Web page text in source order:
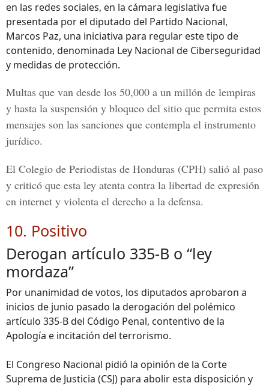
en las redes sociales, en la cámara legislativa fue
presentada por el diputado del Partido Nacional,
Marcos Paz, una iniciativa para regular este tipo de
contenido, denominada Ley Nacional de Ciberseguridad
y medidas de protección.
Multas que van desde los 50,000 a un millón de lempiras
y hasta la suspensión y bloqueo del sitio que permita estos
mensajes son las sanciones que contempla el instrumento
jurídico.
El Colegio de Periodistas de Honduras (CPH) salió al paso
y criticó que esta ley atenta contra la libertad de expresión
en internet y violenta el derecho a la defensa.
10. Positivo
Derogan artículo 335-B o “ley
mordaza”
Por unanimidad de votos, los diputados aprobaron a
inicios de junio pasado la derogación del polémico
artículo 335-B del Código Penal, contentivo de la
Apología e incitación del terrorismo.
El Congreso Nacional pidió la opinión de la Corte
Suprema de Justicia (CSJ) para abolir esta disposición y